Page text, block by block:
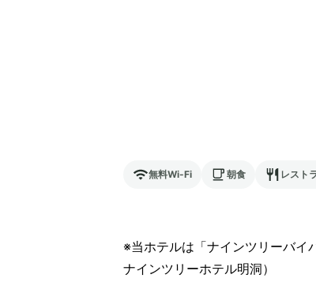
無料Wi-Fi 朝食 レスト
※当ホテルは「ナインツリーバ
ナインツリーホテル明洞）